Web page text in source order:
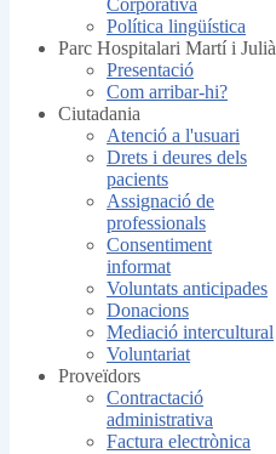
Corporativa
Política lingüística
Parc Hospitalari Martí i Julià
Presentació
Com arribar-hi?
Ciutadania
Atenció a l'usuari
Drets i deures dels
pacients
Assignació de
professionals
Consentiment
informat
Voluntats anticipades
Donacions
Mediació intercultural
Voluntariat
Proveïdors
Contractació
administrativa
Factura electrònica